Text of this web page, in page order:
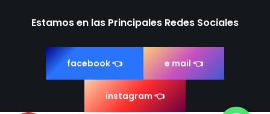
Estamos en las Principales Redes Sociales
facebook 👈 e mail 👈
instagram 👈